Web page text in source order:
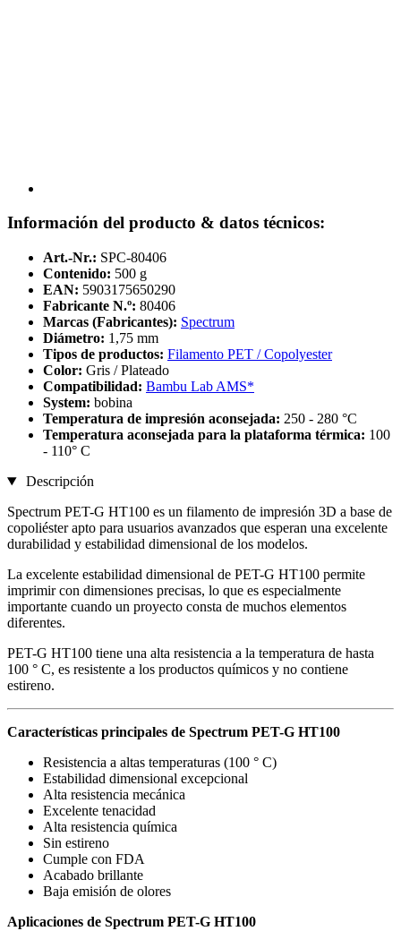
Información del producto & datos técnicos:
Art.-Nr.: SPC-80406
Contenido: 500 g
EAN: 5903175650290
Fabricante N.º: 80406
Marcas (Fabricantes): Spectrum
Diámetro: 1,75 mm
Tipos de productos: Filamento PET / Copolyester
Color: Gris / Plateado
Compatibilidad: Bambu Lab AMS*
System: bobina
Temperatura de impresión aconsejada: 250 - 280 °C
Temperatura aconsejada para la plataforma térmica: 100
- 110° C
Descripción
Spectrum PET-G HT100 es un filamento de impresión 3D a base de
copoliéster apto para usuarios avanzados que esperan una excelente
durabilidad y estabilidad dimensional de los modelos.
La excelente estabilidad dimensional de PET-G HT100 permite
imprimir con dimensiones precisas, lo que es especialmente
importante cuando un proyecto consta de muchos elementos
diferentes.
PET-G HT100 tiene una alta resistencia a la temperatura de hasta
100 ° C, es resistente a los productos químicos y no contiene
estireno.
Características principales de Spectrum PET-G HT100
Resistencia a altas temperaturas (100 ° C)
Estabilidad dimensional excepcional
Alta resistencia mecánica
Excelente tenacidad
Alta resistencia química
Sin estireno
Cumple con FDA
Acabado brillante
Baja emisión de olores
Aplicaciones de Spectrum PET-G HT100